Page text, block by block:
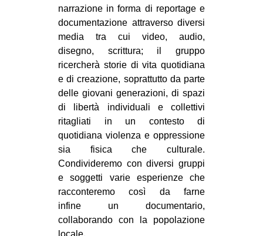
narrazione in forma di reportage e
documentazione attraverso diversi
media tra cui video, audio,
disegno, scrittura; il gruppo
ricercherà storie di vita quotidiana
e di creazione, soprattutto da parte
delle giovani generazioni, di spazi
di libertà individuali e collettivi
ritagliati in un contesto di
quotidiana violenza e oppressione
sia fisica che culturale.
Condivideremo con diversi gruppi
e soggetti varie esperienze che
racconteremo così da farne
infine un documentario,
collaborando con la popolazione
locale.